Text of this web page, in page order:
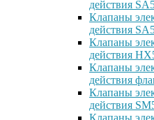
действия
Клапаны
действия
Клапаны
действия
Клапаны
действия
Клапаны
действия
Клапаны